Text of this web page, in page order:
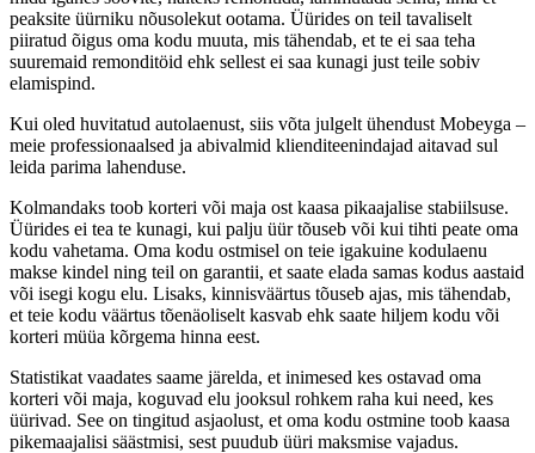
peaksite üürniku nõusolekut ootama. Üürides on teil tavaliselt
piiratud õigus oma kodu muuta, mis tähendab, et te ei saa teha
suuremaid remonditöid ehk sellest ei saa kunagi just teile sobiv
elamispind.
Kui oled huvitatud autolaenust, siis võta julgelt ühendust Mobeyga –
meie professionaalsed ja abivalmid klienditeenindajad aitavad sul
leida parima lahenduse.
Kolmandaks toob korteri või maja ost kaasa pikaajalise stabiilsuse.
Üürides ei tea te kunagi, kui palju üür tõuseb või kui tihti peate oma
kodu vahetama. Oma kodu ostmisel on teie igakuine kodulaenu
makse kindel ning teil on garantii, et saate elada samas kodus aastaid
või isegi kogu elu. Lisaks, kinnisväärtus tõuseb ajas, mis tähendab,
et teie kodu väärtus tõenäoliselt kasvab ehk saate hiljem kodu või
korteri müüa kõrgema hinna eest.
Statistikat vaadates saame järelda, et inimesed kes ostavad oma
korteri või maja, koguvad elu jooksul rohkem raha kui need, kes
üürivad. See on tingitud asjaolust, et oma kodu ostmine toob kaasa
pikemaajalisi säästmisi, sest puudub üüri maksmise vajadus.